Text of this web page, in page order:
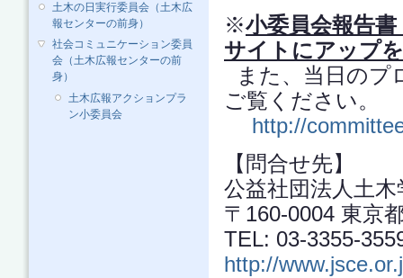
土木の日実行委員会（土木広
報センターの前身）
社会コミュニケーション委員
会（土木広報センターの前
身）
土木広報アクションプラ
ン小委員会
※小委員会報告
サイトにアップ
また、当日のプ
ご覧ください。
http://
【問合せ先】
公益社団法人土
〒160-0004 東京
TEL: 03-3355-
http://